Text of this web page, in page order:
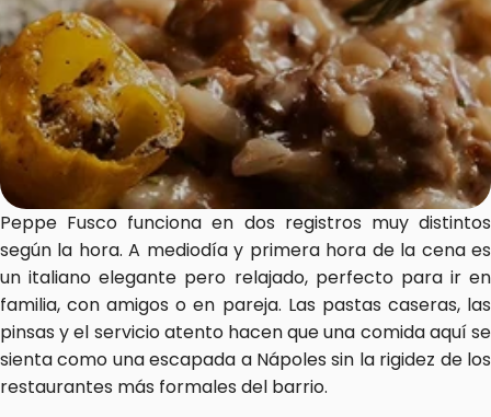
Peppe Fusco funciona en dos registros muy distintos
según la hora. A mediodía y primera hora de la cena es
un italiano elegante pero relajado, perfecto para ir en
familia, con amigos o en pareja. Las pastas caseras, las
pinsas y el servicio atento hacen que una comida aquí se
sienta como una escapada a Nápoles sin la rigidez de los
restaurantes más formales del barrio.